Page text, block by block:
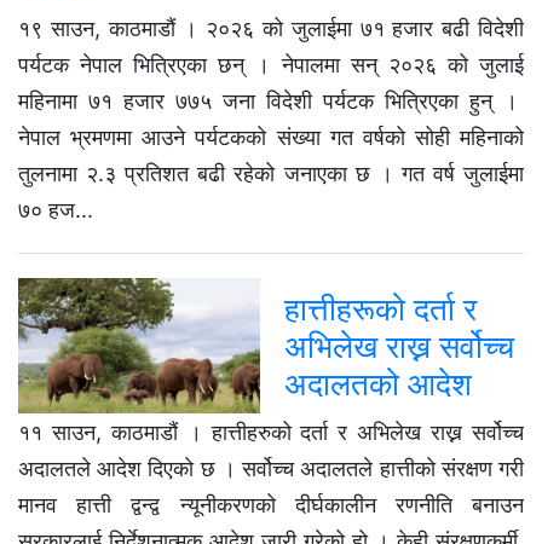
१९ साउन, काठमाडौं । २०२६ को जुलाईमा ७१ हजार बढी विदेशी
पर्यटक नेपाल भित्रिएका छन् । नेपालमा सन् २०२६ को जुलाई
महिनामा ७१ हजार ७७५ जना विदेशी पर्यटक भित्रिएका हुन् ।
नेपाल भ्रमणमा आउने पर्यटकको संख्या गत वर्षको सोही महिनाको
तुलनामा २.३ प्रतिशत बढी रहेको जनाएका छ । गत वर्ष जुलाईमा
७० हज...
हात्तीहरूको दर्ता र
अभिलेख राख्न सर्वोच्च
अदालतको आदेश
११ साउन, काठमाडौं । हात्तीहरुको दर्ता र अभिलेख राख्न सर्वोच्च
अदालतले आदेश दिएको छ । सर्वोच्च अदालतले हात्तीको संरक्षण गरी
मानव हात्ती द्वन्द्व न्यूनीकरणको दीर्घकालीन रणनीति बनाउन